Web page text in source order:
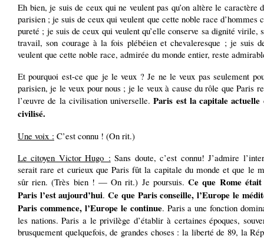
Eh bien, je suis de ceux qui ne veulent pas qu’on altère le caractère
parisien ; je suis de ceux qui veulent que cette noble race d’hommes
pureté ; je suis de ceux qui veulent qu’elle conserve sa dignité virile,
travail, son courage à la fois plébéien et chevaleresque ; je suis
veulent que cette noble race, admirée du monde entier, reste
Et pourquoi est-ce que je le veux ? Je ne le veux pas seulement
parisien, je le veux pour nous ; je le veux à cause du rôle que Paris
l’œuvre de la civilisation universelle.Paris est la capitale actuelle
civilisé.
Une voix : C’est connu ! (On rit.)
Le citoyen Victor Hugo : Sans doute, c’est connu! J’admire
serait rare et curieux que Paris fût la capitale du monde et que le
sûr rien. (Très bien ! — On rit.) Je poursuis.Ce que Rome
Paris l’est aujourd’hui.Ce que Paris conseille, l’Europe le
Paris commence, l’Europe le continue. Paris a une fonction
les nations. Paris a le privilège d’établir à certaines époques,
brusquement quelquefois, de grandes choses : la liberté de 89, la